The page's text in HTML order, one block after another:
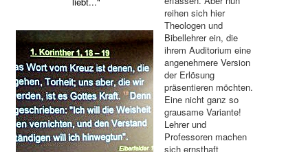
reihen sich hier
Theologen und
Bibellehrer ein, die
ihrem Auditorium eine
angenehmere Version
der Erlösung
präsentieren möchten.
Eine nicht ganz so
grausame Variante!
Lehrer und
Professoren machen
sich ernsthaft